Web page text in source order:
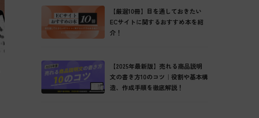
【厳選10冊】目を通しておきたい
ECサイトに関するおすすめ本を紹
介！
【2025年最新版】売れる商品説明
文の書き方10のコツ｜役割や基本構
造、作成手順を徹底解説！